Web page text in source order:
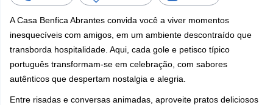
A Casa Benfica Abrantes convida você a viver momentos
inesquecíveis com amigos, em um ambiente descontraído que
transborda hospitalidade. Aqui, cada gole e petisco típico
português transformam-se em celebração, com sabores
autênticos que despertam nostalgia e alegria.
Entre risadas e conversas animadas, aproveite pratos deliciosos